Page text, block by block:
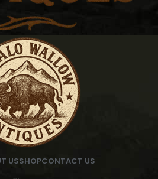
USSHOPCONTACT US